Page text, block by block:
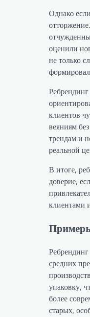
Однако
оценили
не только
клиентов
веяниям
трендам и
реальной
В итоге,
доверие,
клиентами
средних
упаковку,
более
старых,